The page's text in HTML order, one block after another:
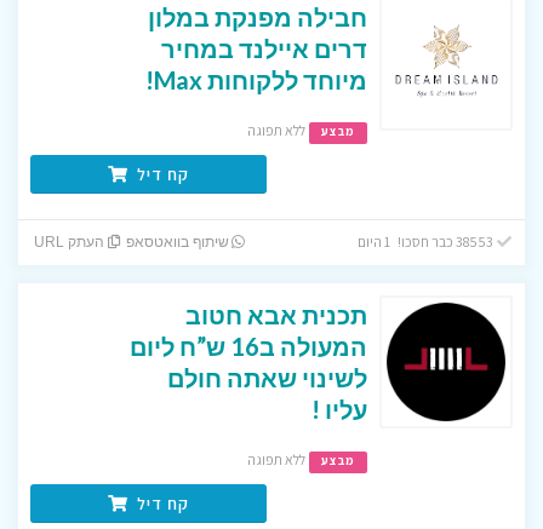
חבילה מפנקת במלון
דרים איילנד במחיר
מיוחד ללקוחות Max!
מבצע ללא תפוגה
קח דיל
שיתוף בוואטסאפ העתק URL
תכנית אבא חטוב
המעולה ב16 ש”ח ליום
לשינוי שאתה חולם
עליו !
מבצע ללא תפוגה
קח דיל